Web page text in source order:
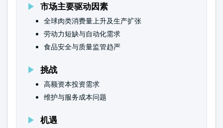
市场主要驱动因素
全球肉类消费量上升及生产扩张
劳动力短缺与自动化需求
食品安全与质量监管趋严
挑战
高额资本投资需求
维护与服务成本问题
机遇